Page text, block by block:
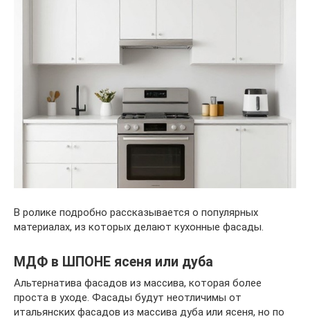
В ролике подробно рассказывается о популярных
материалах, из которых делают кухонные фасады.
МДФ в ШПОНЕ ясеня или дуба
Альтернатива фасадов из массива, которая более
проста в уходе. Фасады будут неотличимы от
итальянских фасадов из массива дуба или ясеня, но по